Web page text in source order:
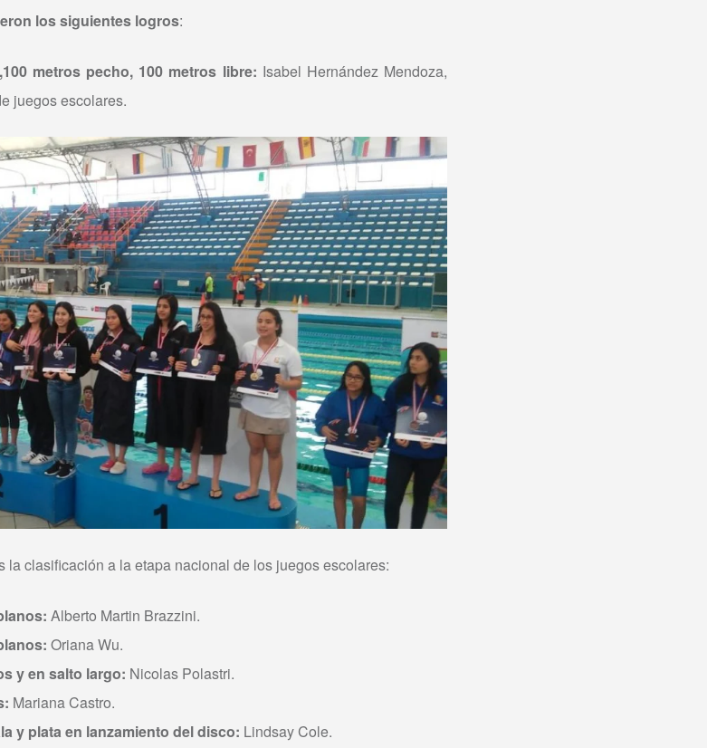
los siguientes logros:
metros pecho, 100 metros libre: Isabel Hernández Mendoza,
juegos escolares.
la clasificación a la etapa nacional de los juegos escolares:
Alberto Martin Brazzini.
Oriana Wu.
y en salto largo: Nicolas Polastri.
Mariana Castro.
y plata en lanzamiento del disco: Lindsay Cole.